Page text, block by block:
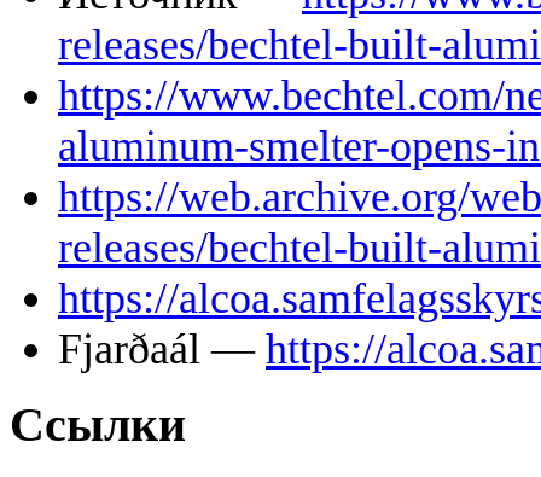
releases/bechtel-built-
https://www.bechtel.com/
aluminum-smelter-opens-
https://web.archive.org/
releases/bechtel-built-
https://
Fjarðaál — https://
Ссылки